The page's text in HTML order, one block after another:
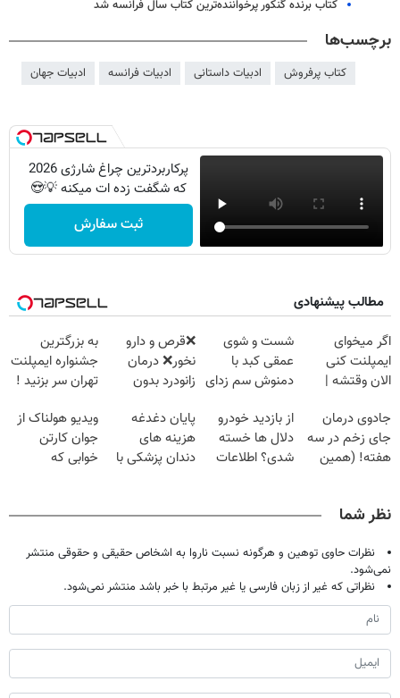
کتاب برنده گنکور پرخواننده‌ترین کتاب سال فرانسه شد
برچسب‌ها
کتاب پرفروش ادبیات داستانی ادبیات فرانسه ادبیات جهان
پرکاربردترین چراغ شارژی 2026
که شگفت زده ات میکنه 💡😍
ثبت سفارش
مطالب پیشنهادی
اگر میخوای
ایمپلنت کنی
الان وقتشه |
میلیون تومان!!!
شست و شوی
عمقی کبد با
دمنوش سم زدای
❌قرص‌ و دارو
نخور❌ درمان
زانودرد بدون
به بزرگترین
جشنواره ایمپلنت
تهران سر بزنید !
میلیون !
جادوی درمان
جای زخم در سه
هفته! (همین
از بازدید خودرو
دلال ها خسته
شدی؟ اطلاعات
پایان دغدغه
هزینه های
دندان پزشکی با
ویدیو هولناک از
جوان کارتن
خوابی که
نظر شما
نظرات حاوی توهین و هرگونه نسبت ناروا به اشخاص حقیقی و حقوقی منتشر
نمی‌شود.
نظراتی که غیر از زبان فارسی یا غیر مرتبط با خبر باشد منتشر نمی‌شود.